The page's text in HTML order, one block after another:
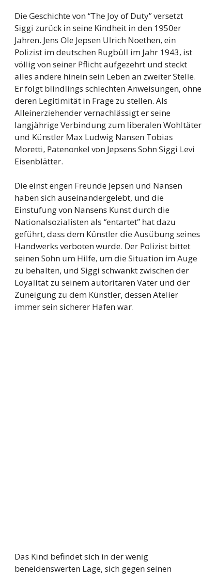
Die Geschichte von “The Joy of Duty” versetzt
Siggi zurück in seine Kindheit in den 1950er
Jahren. Jens Ole Jepsen Ulrich Noethen, ein
Polizist im deutschen Rugbüll im Jahr 1943, ist
völlig von seiner Pflicht aufgezehrt und steckt
alles andere hinein sein Leben an zweiter Stelle.
Er folgt blindlings schlechten Anweisungen, ohne
deren Legitimität in Frage zu stellen. Als
Alleinerziehender vernachlässigt er seine
langjährige Verbindung zum liberalen Wohltäter
und Künstler Max Ludwig Nansen Tobias
Moretti, Patenonkel von Jepsens Sohn Siggi Levi
Eisenblätter.
Die einst engen Freunde Jepsen und Nansen
haben sich auseinandergelebt, und die
Einstufung von Nansens Kunst durch die
Nationalsozialisten als “entartet” hat dazu
geführt, dass dem Künstler die Ausübung seines
Handwerks verboten wurde. Der Polizist bittet
seinen Sohn um Hilfe, um die Situation im Auge
zu behalten, und Siggi schwankt zwischen der
Loyalität zu seinem autoritären Vater und der
Zuneigung zu dem Künstler, dessen Atelier
immer sein sicherer Hafen war.
Das Kind befindet sich in der wenig
beneidenswerten Lage, sich gegen seinen